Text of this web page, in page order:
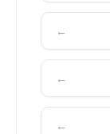
←
←
←